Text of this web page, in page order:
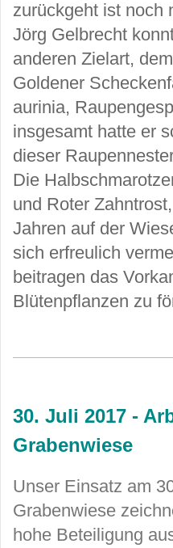
zurückgeht ist noch
Jörg Gelbrecht
anderen Zielart,
Goldener
aurinia,
insgesamt hatte er
dieser
Die
und Roter
Jahren auf der
sich erfreulich
beitragen das
Blütenpflanzen zu
30. Juli 2017 -
Grabenwiese
Unser Einsatz am
Grabenwiese
hohe Beteiligung